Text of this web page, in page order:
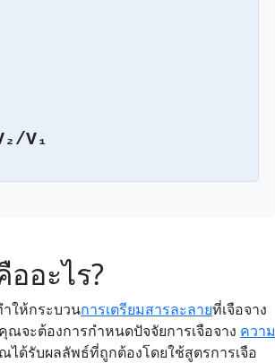
V₁
อะไร?
ำให้กระบวนการเตรียมสารละลายที่เจือจาง
จะต้องการกำหนดปัจจัยการเจือจาง ความ
ด้รับผลลัพธ์ที่ถูกต้องโดยใช้สูตรการเจือ